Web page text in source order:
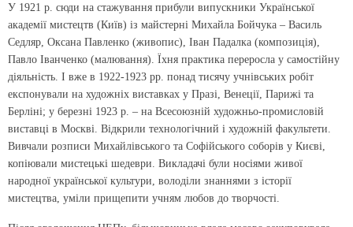
У 1921 р. сюди на стажування прибули випускники Української
академії мистецтв (Київ) із майстерні Михайла Бойчука – Василь
Седляр, Оксана Павленко (живопис), Іван Падалка (композиція),
Павло Іванченко (малювання). Їхня практика переросла у самостійну
діяльність. І вже в 1922-1923 рр. понад тисячу учнівських робіт
експонували на художніх виставках у Празі, Венеції, Парижі та
Берліні; у березні 1923 р. – на Всесоюзній художньо-промисловій
виставці в Москві. Відкрили технологічний і художній факультети.
Вивчали розписи Михайлівського та Софійського соборів у Києві,
копіювали мистецькі шедеври. Викладачі були но­сіями живої
народної української культури, володі­ли знаннями з історії
мистецтва, уміли прищепити учням любов до творчості.